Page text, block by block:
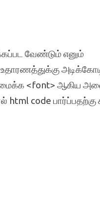
வேண்டும் எனும்
அமைக்க <font> ஆகிய
code பார்ப்பதற்கு